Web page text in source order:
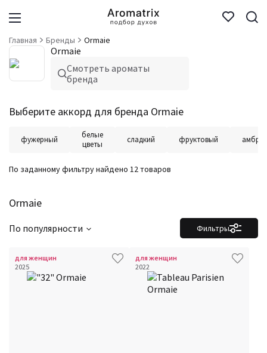
Главная Бренды Ormaie
Ormaie
Смотреть ароматы
бренда
Выберите аккорд для бренда Ormaie
фужерный
белые
цветы
сладкий фруктовый
Ormaie
По заданному фильтру найдено 12 товаров
Фильтры
По популярности
для женщин
2025
для женщин
2022